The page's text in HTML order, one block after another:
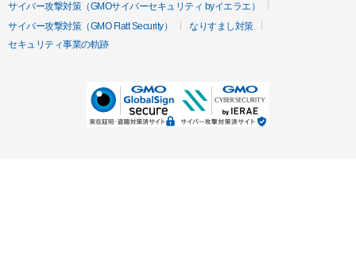
サイバー攻撃対策（GMOサイバーセキュリティ byイエラエ）
サイバー攻撃対策（GMO Flatt Security）
なりすまし対策
セキュリティ事業の軌跡